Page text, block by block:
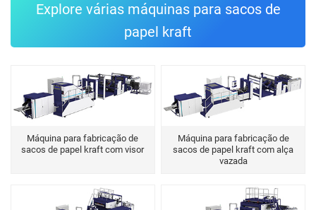
Explore várias máquinas para sacos de
papel kraft
Máquina para fabricação de
sacos de papel kraft com visor
Máquina para fabricação de
sacos de papel kraft com alça
vazada